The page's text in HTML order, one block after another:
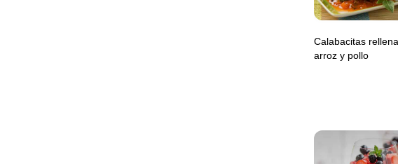
Calabacitas
arroz y pollo